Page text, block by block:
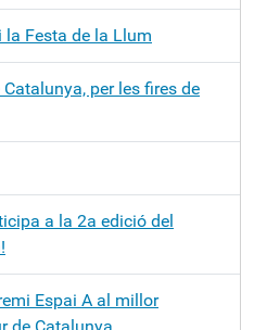
la Festa de la Llum
per les fires de
a la 2a edició del
Espai A al millor
de Catalunya